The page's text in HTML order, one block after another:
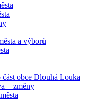
a výborů
obce Dlouhá Louka
+ změny